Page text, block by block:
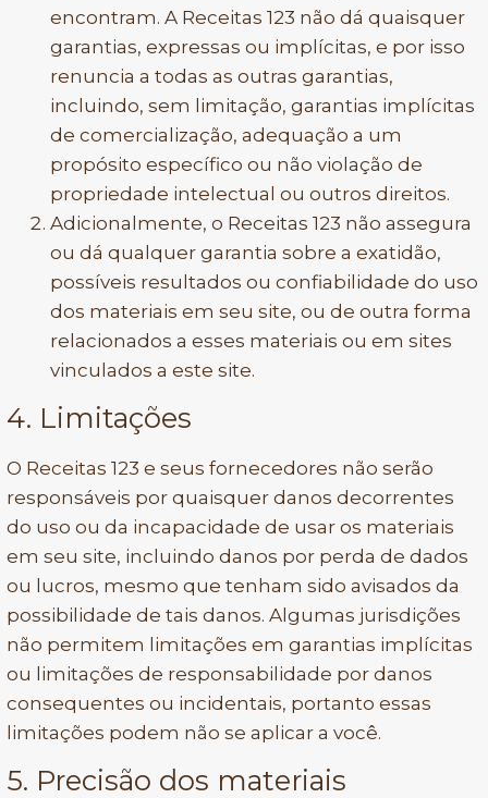
encontram. A Receitas 123 não dá quaisquer
garantias, expressas ou implícitas, e por isso
renuncia a todas as outras garantias,
incluindo, sem limitação, garantias implícitas
de comercialização, adequação a um
propósito específico ou não violação de
propriedade intelectual ou outros direitos.
Adicionalmente, o Receitas 123 não assegura
ou dá qualquer garantia sobre a exatidão,
possíveis resultados ou confiabilidade do uso
dos materiais em seu site, ou de outra forma
relacionados a esses materiais ou em sites
vinculados a este site.
4. Limitações
O Receitas 123 e seus fornecedores não serão
responsáveis por quaisquer danos decorrentes
do uso ou da incapacidade de usar os materiais
em seu site, incluindo danos por perda de dados
ou lucros, mesmo que tenham sido avisados da
possibilidade de tais danos. Algumas jurisdições
não permitem limitações em garantias implícitas
ou limitações de responsabilidade por danos
consequentes ou incidentais, portanto essas
limitações podem não se aplicar a você.
5. Precisão dos materiais